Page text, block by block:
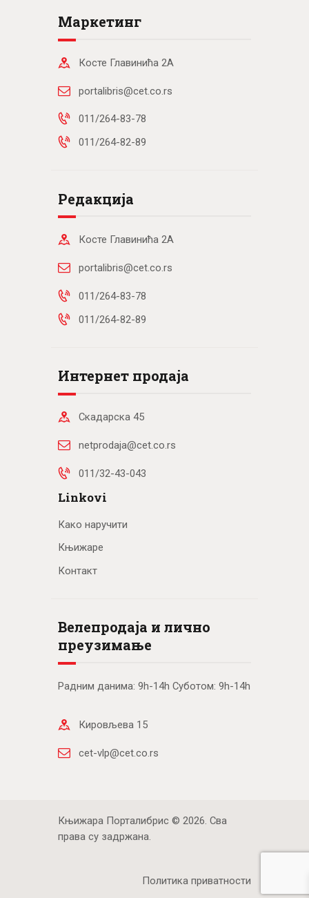
Маркетинг
Косте Главинића 2А
portalibris@cet.co.rs
011/264-83-78
011/264-82-89
Редакција
Косте Главинића 2А
portalibris@cet.co.rs
011/264-83-78
011/264-82-89
Интернет продаја
Скадарска 45
netprodaja@cet.co.rs
011/32-43-043
Linkovi
Како наручити
Књижаре
Контакт
Велепродаја и лично
преузимање
Радним данима: 9h-14h Суботом: 9h-14h
Кировљева 15
cet-vlp@cet.co.rs
Књижара Порталибрис © 2026. Сва
права су задржана.
Политика приватности